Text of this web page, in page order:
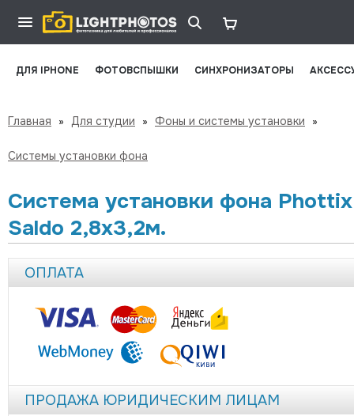
ДЛЯ IPHONE ФОТОВСПЫШКИ СИНХРОНИЗАТОРЫ
Главная » Для студии » Фоны и системы установки »
Системы установки фона
Система установки фона Phottix
Saldo 2,8x3,2м.
ОПЛАТА
ПРОДАЖА ЮРИДИЧЕСКИМ ЛИЦАМ